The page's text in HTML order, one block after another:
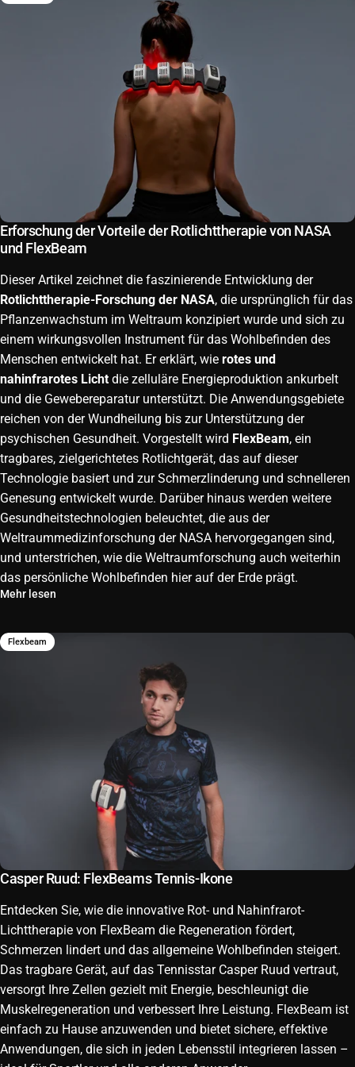
Erforschung der Vorteile der Rotlichttherapie von NASA
und FlexBeam
Dieser Artikel zeichnet die faszinierende Entwicklung der
Rotlichttherapie-Forschung der NASA, die ursprünglich für das
Pflanzenwachstum im Weltraum konzipiert wurde und sich zu
einem wirkungsvollen Instrument für das Wohlbefinden des
Menschen entwickelt hat. Er erklärt, wie rotes und
nahinfrarotes Licht die zelluläre Energieproduktion ankurbelt
und die Gewebereparatur unterstützt. Die Anwendungsgebiete
reichen von der Wundheilung bis zur Unterstützung der
psychischen Gesundheit. Vorgestellt wird FlexBeam, ein
tragbares, zielgerichtetes Rotlichtgerät, das auf dieser
Technologie basiert und zur Schmerzlinderung und schnelleren
Genesung entwickelt wurde. Darüber hinaus werden weitere
Gesundheitstechnologien beleuchtet, die aus der
Weltraummedizinforschung der NASA hervorgegangen sind,
und unterstrichen, wie die Weltraumforschung auch weiterhin
das persönliche Wohlbefinden hier auf der Erde prägt.
Mehr lesen
Flexbeam
Casper Ruud: FlexBeams Tennis-Ikone
Entdecken Sie, wie die innovative Rot- und Nahinfrarot-
Lichttherapie von FlexBeam die Regeneration fördert,
Schmerzen lindert und das allgemeine Wohlbefinden steigert.
Das tragbare Gerät, auf das Tennisstar Casper Ruud vertraut,
versorgt Ihre Zellen gezielt mit Energie, beschleunigt die
Muskelregeneration und verbessert Ihre Leistung. FlexBeam ist
einfach zu Hause anzuwenden und bietet sichere, effektive
Anwendungen, die sich in jeden Lebensstil integrieren lassen –